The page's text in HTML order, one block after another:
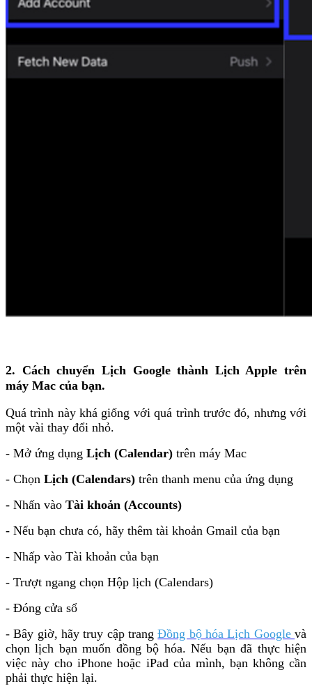
2. Cách chuyển Lịch Google thành Lịch Apple trên
máy Mac của bạn.
Quá trình này khá giống với quá trình trước đó, nhưng với
một vài thay đổi nhỏ.
- Mở ứng dụng Lịch (Calendar) trên máy Mac
- Chọn Lịch (Calendars) trên thanh menu của ứng dụng
- Nhấn vào Tài khoản (Accounts)
- Nếu bạn chưa có, hãy thêm tài khoản Gmail của bạn
- Nhấp vào Tài khoản của bạn
- Trượt ngang chọn Hộp lịch (Calendars)
- Đóng cửa sổ
- Bây giờ, hãy truy cập trangĐồng bộ hóa Lịch Googlevà
chọn lịch bạn muốn đồng bộ hóa. Nếu bạn đã thực hiện
việc này cho iPhone hoặc iPad của mình, bạn không cần
phải thực hiện lại.